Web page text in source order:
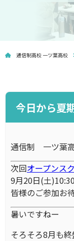
通信制高校 一ツ葉高校
今日から夏
通信制 一ツ葉
次回オープンス
9月20日(土
皆様のご参加お
暑いですねー
そろそろ8月も終